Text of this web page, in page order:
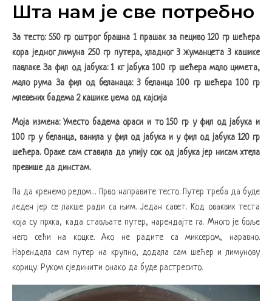
Шта нам је све потребно
За тесто: 550 гр оштрог брашна 1 прашак за пециво 120 гр шећера
кора једног лимуна 250 гр путера, хладног 3 жуманцета 3 кашике
павлаке За фил од јабука: 1 кг јабука 100 гр шећера мало цимета,
мало рума За фил од беланаца: 3 беланца 100 гр шећера 100 гр
млевених бадема 2 кашике џема од кајсија
Моја измена: Уместо бадема ораси и то 150 гр у фил од јабука и
100 гр у беланца, ванила у фил од јабука и у фил од јабука 120 гр
шећера. Орахе сам ставила да упију сок од јабука јер нисам хтела
превише да динстам.
Па да кренемо редом… Прво направите тесто. Путер треба да буде
леден јер се лакше ради са њим. Један савет. Код оваквих теста
која су прхка, када стављате путер, нарендајте га. Много је боље
него сећи на коцке. Ако не радите са миксером, наравно.
Нарендала сам путер на крупно, додала сам шећер и лимунову
корицу. Руком сјединити онако да буде растресито.